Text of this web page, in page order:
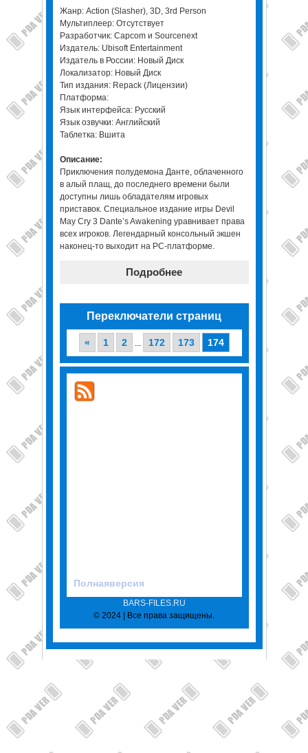
Жанр: Action (Slasher), 3D, 3rd Person
Мультиплеер: Отсутствует
Разработчик: Capcom и Sourcenext
Издатель: Ubisoft Entertainment
Издатель в России: Новый Диск
Локализатор: Новый Диск
Тип издания: Repack (Лицензии)
Платформа:
Язык интерфейса: Русский
Язык озвучки: Английский
Таблетка: Вшита
Описание:
Приключения полудемона Данте, облаченного
в алый плащ, до последнего времени были
доступны лишь обладателям игровых
приставок. Специальное издание игры Devil
May Cry 3 Dante’s Awakening уравнивает права
всех игроков. Легендарный консольный экшен
наконец-то выходит на PC-платформе.
Подробнее
Переключатели страниц
« 1 2 ... 172 173 174
Полнаяверсия
BARS-FILES.RU
© 2024 | Все права защищены.